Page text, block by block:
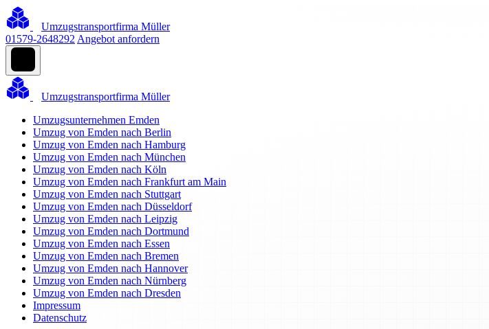
Umzugstransportfirma Müller
01579-2648292 Angebot anfordern
Umzugstransportfirma Müller
Umzugsunternehmen Emden
Umzug von Emden nach Berlin
Umzug von Emden nach Hamburg
Umzug von Emden nach München
Umzug von Emden nach Köln
Umzug von Emden nach Frankfurt am Main
Umzug von Emden nach Stuttgart
Umzug von Emden nach Düsseldorf
Umzug von Emden nach Leipzig
Umzug von Emden nach Dortmund
Umzug von Emden nach Essen
Umzug von Emden nach Bremen
Umzug von Emden nach Hannover
Umzug von Emden nach Nürnberg
Umzug von Emden nach Dresden
Impressum
Datenschutz